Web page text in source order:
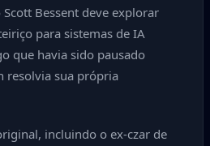
Bessent deve explorar
para sistemas de IA
que havia sido pausado
resolvia sua própria
incluindo o ex-czar de